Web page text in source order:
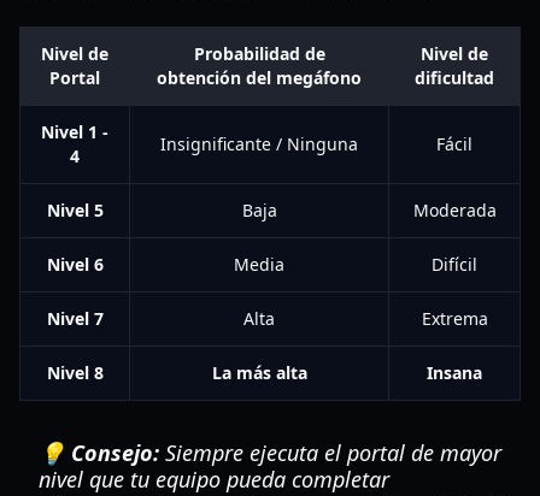
Nivel de
Portal
Probabilidad de
obtención del megáfono
Nivel de
dificultad
Nivel 1 -
4
Insignificante / Ninguna Fácil
Nivel 5 Baja Moderada
Nivel 6 Media Difícil
Nivel 7 Alta Extrema
Nivel 8 La más alta Insana
💡 Consejo: Siempre ejecuta el portal de mayor
nivel que tu equipo pueda completar